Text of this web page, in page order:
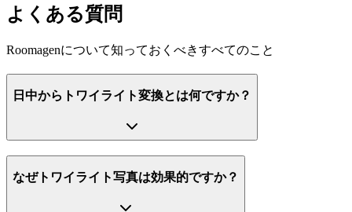
よくある質問
Roomagenについて知っておくべきすべてのこと
日中からトワイライト変換とは何ですか？
なぜトワイライト写真は効果的ですか？